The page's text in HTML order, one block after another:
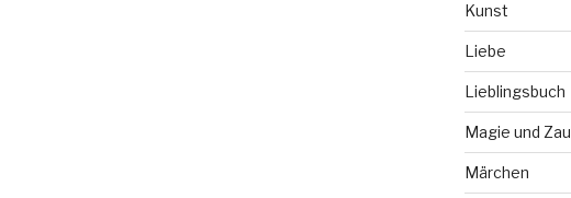
Kunst
Liebe
Lieblingsbuch
Magie und
Märchen